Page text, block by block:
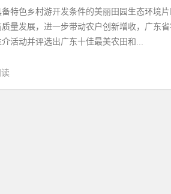
特色乡村游开发条件的美丽田园生态环境
量发展，进一步带动农户创新增收，广东
活动并评选出广东十佳最美农田和...